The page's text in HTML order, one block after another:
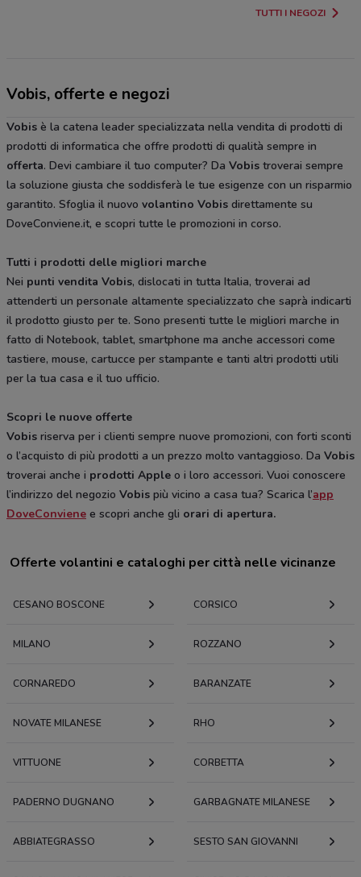
TUTTI I NEGOZI
Vobis, offerte e negozi
Vobis è la catena leader specializzata nella vendita di prodotti di
prodotti di informatica che offre prodotti di qualità sempre in
offerta. Devi cambiare il tuo computer? Da Vobis troverai sempre
la soluzione giusta che soddisferà le tue esigenze con un risparmio
garantito. Sfoglia il nuovo volantino Vobis direttamente su
DoveConviene.it, e scopri tutte le promozioni in corso.
Tutti i prodotti delle migliori marche
Nei punti vendita Vobis, dislocati in tutta Italia, troverai ad
attenderti un personale altamente specializzato che saprà indicarti
il prodotto giusto per te. Sono presenti tutte le migliori marche in
fatto di Notebook, tablet, smartphone ma anche accessori come
tastiere, mouse, cartucce per stampante e tanti altri prodotti utili
per la tua casa e il tuo ufficio.
Scopri le nuove offerte
Vobis riserva per i clienti sempre nuove promozioni, con forti sconti
o l’acquisto di più prodotti a un prezzo molto vantaggioso. Da Vobis
troverai anche i prodotti Apple o i loro accessori. Vuoi conoscere
l’indirizzo del negozio Vobis più vicino a casa tua? Scarica l’app
DoveConviene e scopri anche gli orari di apertura.
Offerte volantini e cataloghi per città nelle vicinanze
CESANO BOSCONE CORSICO
MILANO ROZZANO
CORNAREDO BARANZATE
NOVATE MILANESE RHO
VITTUONE CORBETTA
PADERNO DUGNANO GARBAGNATE MILANESE
ABBIATEGRASSO SESTO SAN GIOVANNI